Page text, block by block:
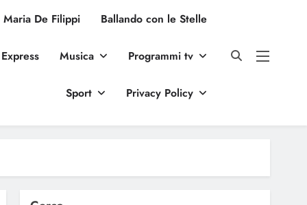
De Filippi Ballando con le Stelle
Musica Programmi tv
Sport Privacy Policy